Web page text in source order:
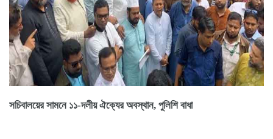
সচিবালয়ের সামনে ১১-দলীয় ঐক্যের অবস্থান, পুলিশি বাধা